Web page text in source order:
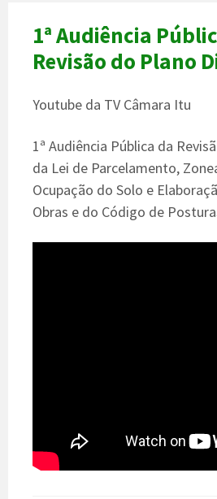
1ª Audiência
Revisão do Plano
Youtube da TV Câmara Itu
1ª Audiência Pública da
da Lei de Parcelamento,
Ocupação do Solo e
Obras e do Código de